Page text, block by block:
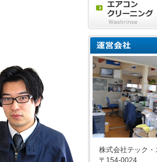
株式会社テック
〒154-0024